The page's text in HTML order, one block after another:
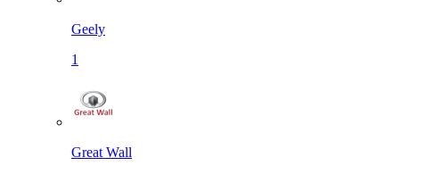
Geely
1
Great Wall